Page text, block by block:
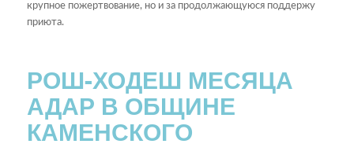
крупное пожертвование, но и за продолжающуюся поддержу
приюта.
РОШ-ХОДЕШ МЕСЯЦА
АДАР В ОБЩИНЕ
КАМЕНСКОГО